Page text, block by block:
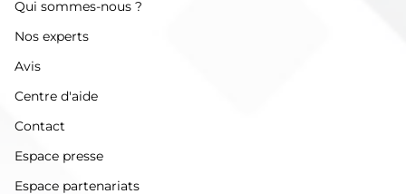
Qui sommes-nous ?
Nos experts
Avis
Centre d'aide
Contact
Espace presse
Espace partenariats